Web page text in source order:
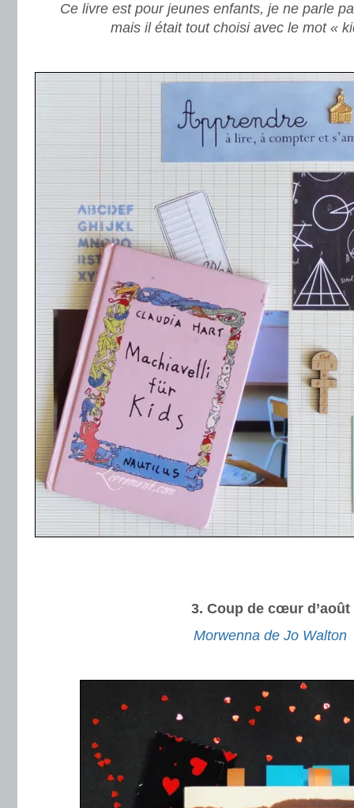
Ce livre est pour jeunes enfants, je ne parle
mais il était tout choisi avec le mot «
3. Coup de cœur d’août
Morwenna de Jo Walton